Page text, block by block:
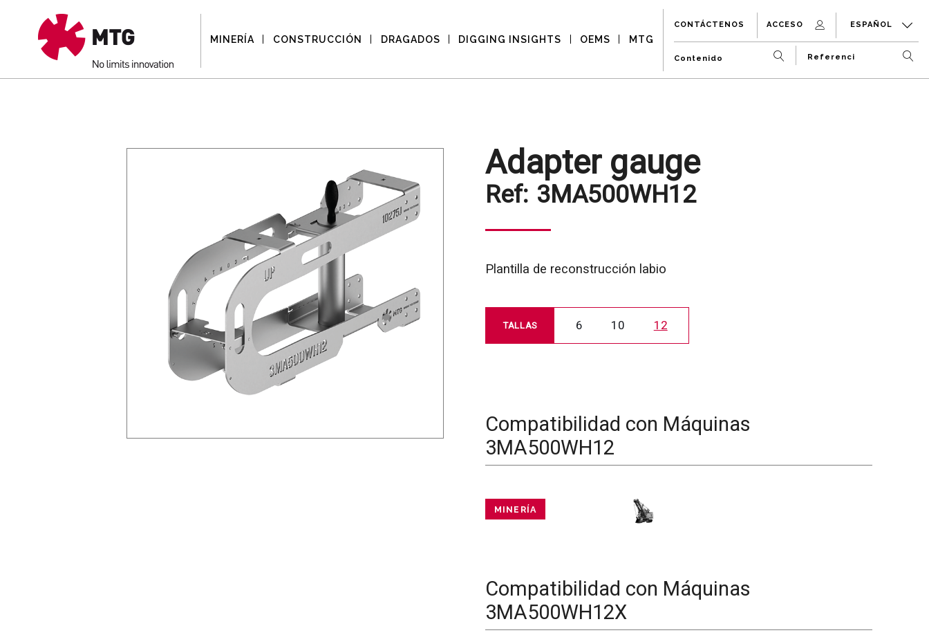
MINERÍA CONSTRUCCIÓN DRAGADOS DIGGING INSIGHTS OEMS MTG
CONTÁCTENOS ACCESO ESPAÑOL
Adapter gauge
Ref: 3MA500WH12
Plantilla de reconstrucción labio
TALLAS 6 10 12
Compatibilidad con Máquinas
3MA500WH12
MINERÍA
Compatibilidad con Máquinas
3MA500WH12X